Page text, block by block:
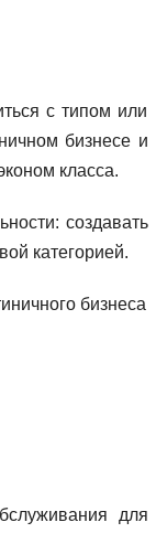
с типом или
бизнесе и
класса.
создавать
категорией.
для